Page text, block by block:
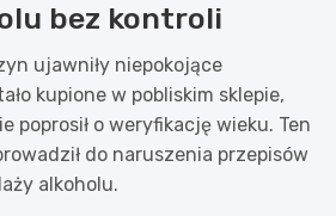
bez kontroli
ujawniły niepokojące
kupione w pobliskim sklepie,
poprosił o weryfikację wieku. Ten
do naruszenia przepisów
alkoholu.